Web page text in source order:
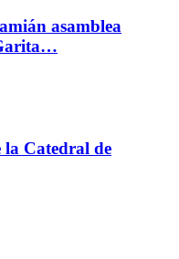
asamblea
Catedral de